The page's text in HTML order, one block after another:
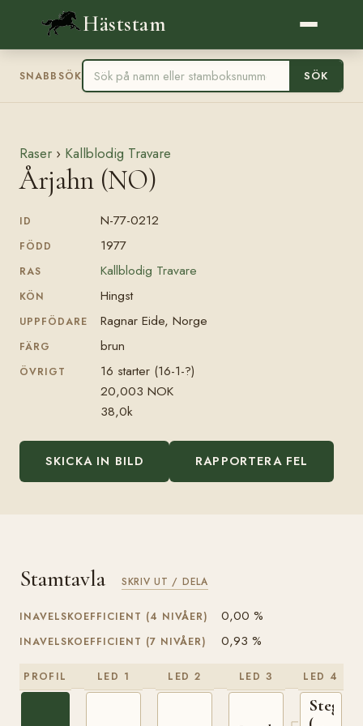
Häststam
SNABBSÖK SÖK
Raser › Kallblodig Travare
Årjahn (NO)
ID N-77-0212
FÖDD 1977
RAS Kallblodig Travare
KÖN Hingst
UPPFÖDARE Ragnar Eide, Norge
FÄRG brun
ÖVRIGT
16 starter (16-1-?)
20,003 NOK
38,0k
SKICKA IN BILD RAPPORTERA FEL
Stamtavla SKRIV UT / DELA
INAVELSKOEFFICIENT (4 NIVÅER) 0,00 %
INAVELSKOEFFICIENT (7 NIVÅER) 0,93 %
PROFIL LED 1 LED 2 LED 3 LED 4
Stegg